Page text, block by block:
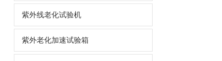
紫外线老化试验机
紫外老化加速试验箱